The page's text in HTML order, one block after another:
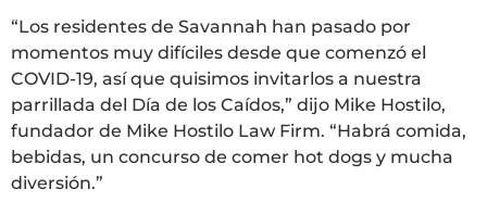
“Los residentes de Savannah han pasado por
momentos muy difíciles desde que comenzó el
COVID-19, así que quisimos invitarlos a nuestra
parrillada del Día de los Caídos,” dijo Mike Hostilo,
fundador de Mike Hostilo Law Firm. “Habrá comida,
bebidas, un concurso de comer hot dogs y mucha
diversión.”